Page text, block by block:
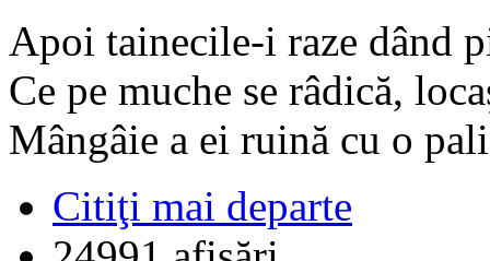
Apoi tainecile-i raze dând
Ce pe muche se râdică,
Mângâie a ei ruină cu o
Citiţi mai departe